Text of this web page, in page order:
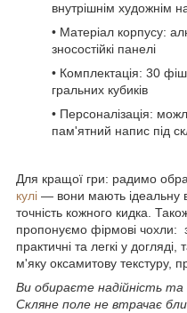
внутрішнім художнім
• Матеріал корпусу:
зносостійкі панелі
• Комплектація: 30
гральних кубиків
• Персоналізація:
пам'ятний напис під
Для кращої гри: радимо
кулі — вони мають ідеальну
точність кожного кидка.
пропонуємо фірмові чохли:
практичні та легкі у догляді,
м'яку оксамитову текстуру,
Ви обираєте надійність та
Скляне поле не втрачає